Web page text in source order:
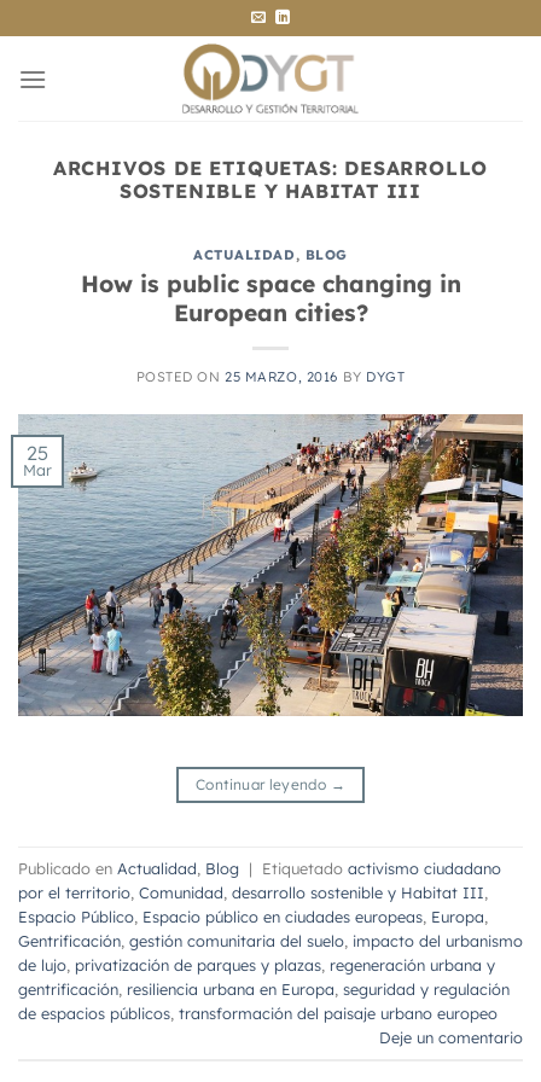
al
contenido
ARCHIVOS DE ETIQUETAS: DESARROLLO
SOSTENIBLE Y HABITAT III
ACTUALIDAD, BLOG
How is public space changing in
European cities?
POSTED ON25 MARZO, 2016 BY DYGT
25
Mar
Continuar leyendo →
Publicado en Actualidad Blog | Etiquetado activismo ciudadano
por el territorio Comunidad desarrollo sostenible y Habitat III
Espacio Público Espacio público en ciudades europeas Europa
Gentrificación gestión comunitaria del suelo impacto del urbanismo
de lujo privatización de parques y plazas regeneración urbana y
gentrificación resiliencia urbana en Europa seguridad y regulación
de espacios públicos transformación del paisaje urbano europeo
Deje un comentario